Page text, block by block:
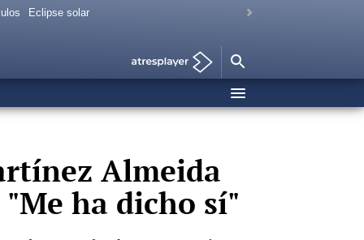
Eclipse solar
Almeida
ha dicho sí"